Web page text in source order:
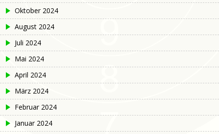
Oktober 2024
August 2024
Juli 2024
Mai 2024
April 2024
März 2024
Februar 2024
Januar 2024